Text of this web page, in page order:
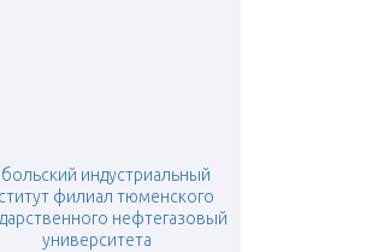
индустриальный
филиал тюменского
нефтегазовый
университета